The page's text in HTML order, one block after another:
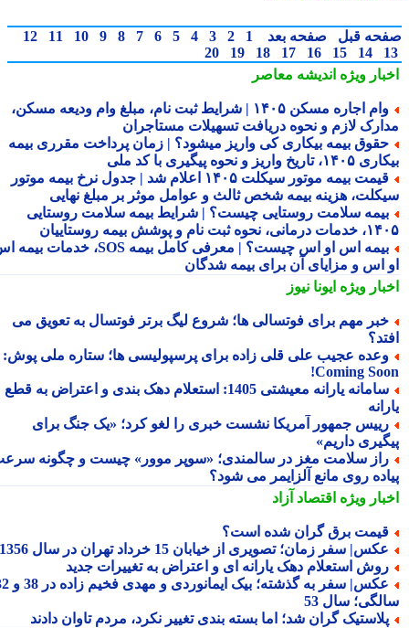
قبل صفحه بعد 1
2
3
4
5
6
7
8
9
10
11
12
14
15
16
17
18
19
20
ویژهاندیشه معاصر
وام اجاره مسکن ۱۴۰۵ | شرایط ثبت نام، مبلغ وام ودیعه مسکن،
لازم و نحوه دریافت تسهیلات مستاجران
بیمه بیکاری کی واریز میشود؟ | زمان پرداخت مقرری بیمه
واریز و نحوه پیگیری با کد ملی
قیمت بیمه موتور سیکلت ۱۴۰۵ اعلام شد | جدول نرخ بیمه موتور
هزینه بیمه شخص ثالث و عوامل موثر بر مبلغ نهایی
سلامت روستایی چیست؟ | شرایط بیمه سلامت روستایی
نام و پوشش بیمه روستاییان
بیمه اس او اس چیست؟ | معرفی کامل بیمه SOS، خدمات بیمه اس
اس و مزایای آن برای بیمه شدگان
ویژهایونا نیوز
مهم برای فوتسالی ها؛ شروع لیگ برتر فوتسال به تعویق می
عجیب علی قلی زاده برای پرسپولیسی ها؛ ستاره ملی پوش:
Coming
سامانه یارانه معیشتی 1405: استعلام دهک بندی و اعتراض به قطع
جمهور آمریکا نشست خبری را لغو کرد؛ «یک جنگ برای
داریم»
سلامت مغز در سالمندی؛ «سوپر موور» چیست و چگونه سرعت
روی مانع آلزایمر می شود؟
ویژهاقتصاد آزاد
برق گران شده است؟
سفر زمان؛ تصویری از خیابان 15 خرداد تهران در سال 1356
استعلام دهک یارانه ای و اعتراض به تغییرات جدید
عکس| سفر به گذشته؛ بیک ایمانوردی و مهدی فخیم زاده در 38 و 32
سال 53
گران شد؛ اما بسته بندی تغییر نکرد، مردم تاوان دادند